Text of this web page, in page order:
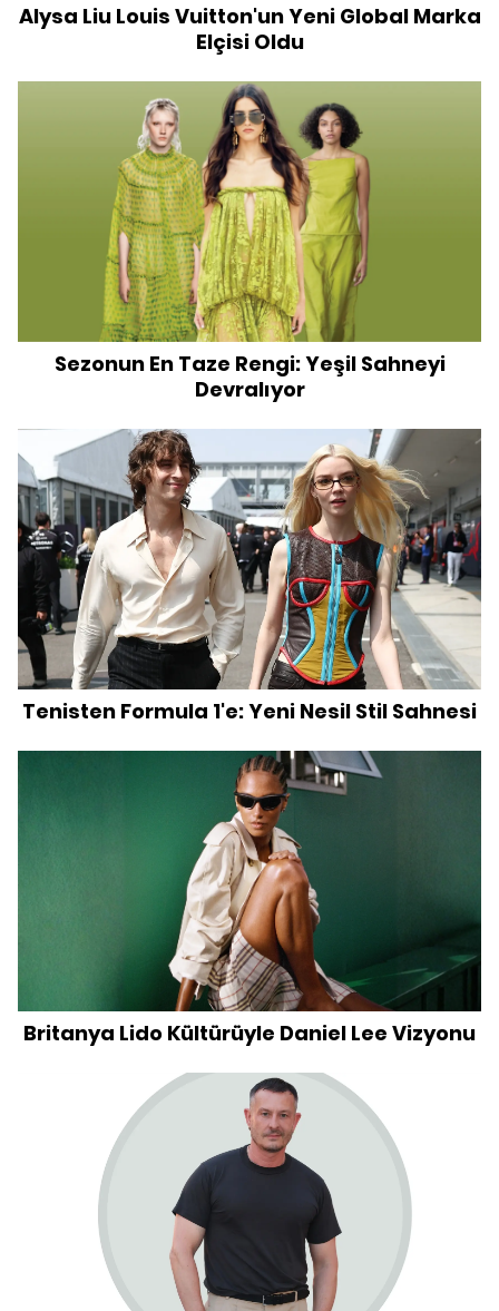
Alysa Liu Louis Vuitton'un Yeni Global Marka
Elçisi Oldu
Sezonun En Taze Rengi: Yeşil Sahneyi
Devralıyor
Tenisten Formula 1'e: Yeni Nesil Stil Sahnesi
Britanya Lido Kültürüyle Daniel Lee Vizyonu